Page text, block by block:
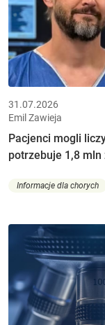
31.07.2026
Emil Zawieja
Pacjenci mogli
potrzebuje 1,8 mln
Informacje dla chorych